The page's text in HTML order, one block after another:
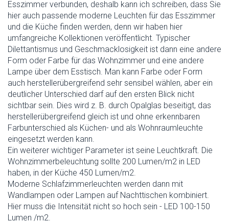
Esszimmer verbunden, deshalb kann ich schreiben, dass Sie
hier auch passende moderne Leuchten für das Esszimmer
und die Küche finden werden, denn wir haben hier
umfangreiche Kollektionen veröffentlicht. Typischer
Dilettantismus und Geschmacklosigkeit ist dann eine andere
Form oder Farbe für das Wohnzimmer und eine andere
Lampe über dem Esstisch. Man kann Farbe oder Form
auch herstellerübergreifend sehr sensibel wählen, aber ein
deutlicher Unterschied darf auf den ersten Blick nicht
sichtbar sein. Dies wird z. B. durch Opalglas beseitigt, das
herstellerübergreifend gleich ist und ohne erkennbaren
Farbunterschied als Küchen- und als Wohnraumleuchte
eingesetzt werden kann.
Ein weiterer wichtiger Parameter ist seine Leuchtkraft. Die
Wohnzimmerbeleuchtung sollte 200 Lumen/m2 in LED
haben, in der Küche 450 Lumen/m2.
Moderne Schlafzimmerleuchten werden dann mit
Wandlampen oder Lampen auf Nachttischen kombiniert.
Hier muss die Intensität nicht so hoch sein - LED 100-150
Lumen /m2.